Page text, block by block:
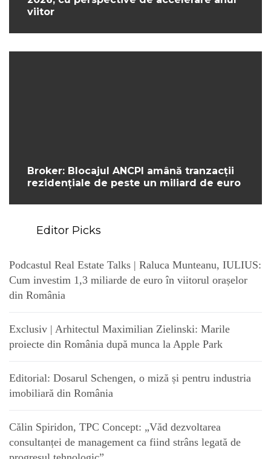
viitor
Broker: Blocajul ANCPI amână tranzacții
rezidențiale de peste un miliard de euro
Editor Picks
Podcastul Real Estate Talks | Raluca Munteanu, IULIUS:
Cum investim 1,3 miliarde de euro în viitorul orașelor
din România
Exclusiv | Arhitectul Maximilian Zielinski: Marile
proiecte din România după munca la Apple Park
Editorial: Dosarul Schengen, o miză și pentru industria
imobiliară din România
Călin Spiridon, TPC Concept: „Văd dezvoltarea
consultanței de management ca fiind strâns legată de